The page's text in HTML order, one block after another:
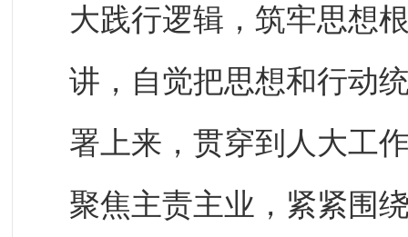
大践行逻辑，筑牢思想
讲，自觉把思想和行动
署上来，贯穿到人大工
聚焦主责主业，紧紧围